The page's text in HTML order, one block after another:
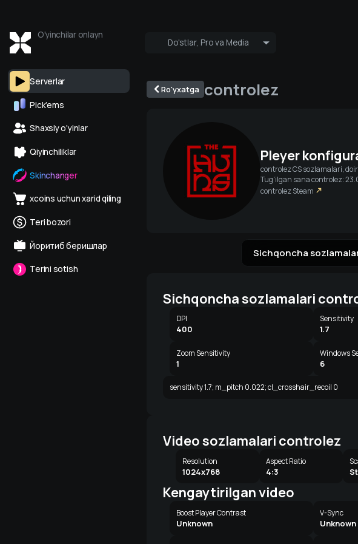
O'yinchilar onlayn
Do'stlar, Pro va Media
Serverlar
Pick’ems
Shaxsiy o'yinlar
Qiyinchiliklar
Skinchanger
xcoins uchun xarid qiling
Teri bozori
Йоритиб беришлар
Terini sotish
Ro'yxatga controlez
Pleyer
controlezCS sozlamalari,
Tug'ilgan sana controlez:
controlezSteam
Sichqoncha
Sichqoncha sozlamalari
DPI
400
Sensitivity
1.7
Zoom Sensitivity
1
Windows
6
sensitivity 1.7; m_pitch 0.022; cl_crosshair_recoil 0
Video sozlamalari controlez
Resolution
1024x768
Aspect Ratio
4:3
Kengaytirilgan video
Boost Player Contrast
Unknown
V-Sync
Unknown